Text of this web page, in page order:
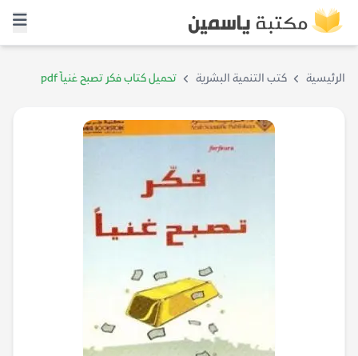
الرئيسية كتب التنمية البشرية تحميل كتاب فكر تصبح غنياً pdf